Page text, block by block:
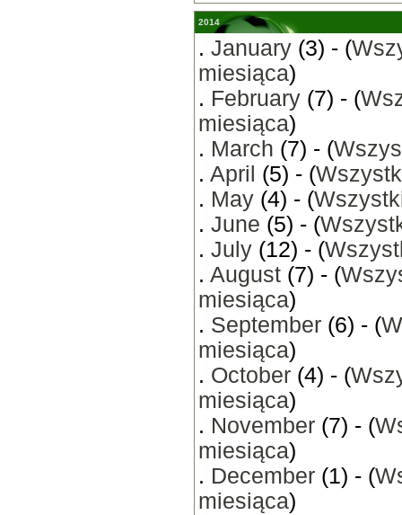
2014
. January (3) - (
miesiąca)
. February (7) - (
miesiąca)
. March (7) - (
. April (5) - (
. May (4) - (
. June (5) - (
. July (12) - (
. August (7) - (
miesiąca)
. September (6) - (
miesiąca)
. October (4) - (
miesiąca)
. November (7) - (
miesiąca)
. December (1) - (
miesiąca)